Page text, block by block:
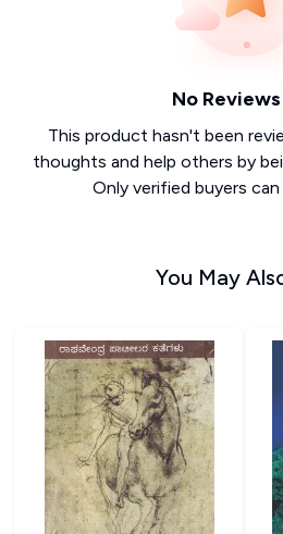
No
This product hasn't been
thoughts and help others by
Only verified buyers can
You May